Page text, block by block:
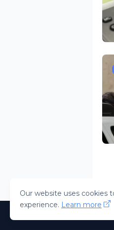
Our website uses cookies
experience. Learn more